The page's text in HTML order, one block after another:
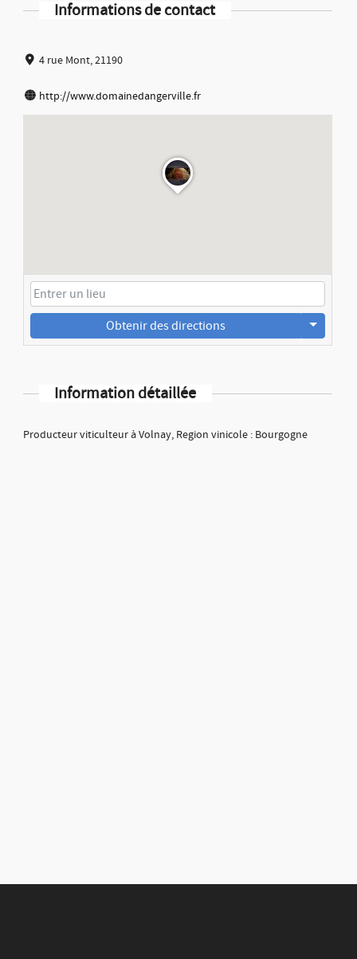
Informations de contact
4 rue Mont, 21190
http://www.domainedangerville.fr
Obtenir des directions
Information détaillée
Producteur viticulteur à Volnay, Region vinicole : Bourgogne